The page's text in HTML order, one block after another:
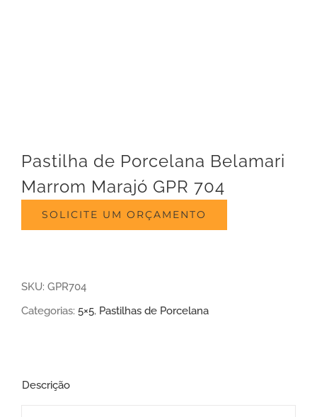
Pastilha de Porcelana Belamari
Marrom Marajó GPR 704
SOLICITE UM ORÇAMENTO
SKU: GPR704
Categorias: 5×5, Pastilhas de Porcelana
Descrição